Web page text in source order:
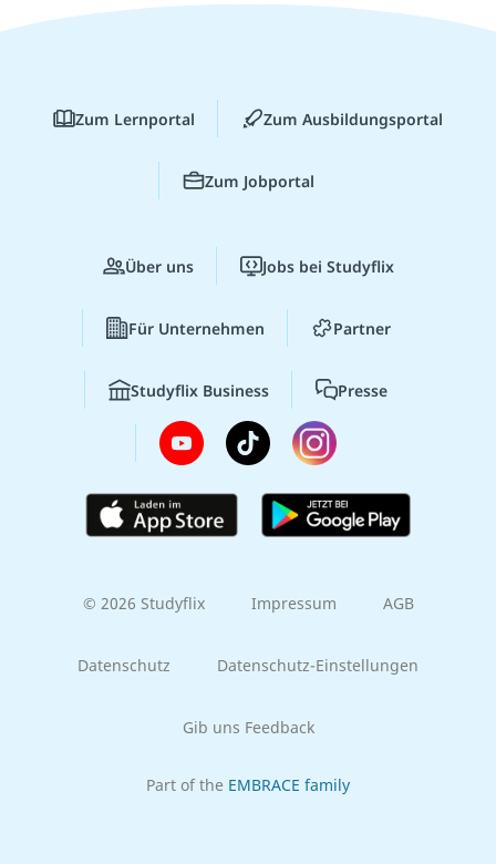
Zum Lernportal Zum Ausbildungsportal
Zum Jobportal
Über uns Jobs bei Studyflix
Für Unternehmen Partner
Studyflix Business Presse
© 2026 Studyflix Impressum AGB
Datenschutz Datenschutz-Einstellungen
Gib uns Feedback
Part of the EMBRACE family